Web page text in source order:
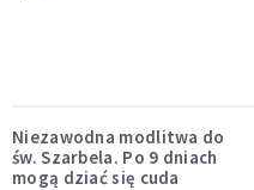
Niezawodna modlitwa do
św. Szarbela. Po 9 dniach
mogą dziać się cuda